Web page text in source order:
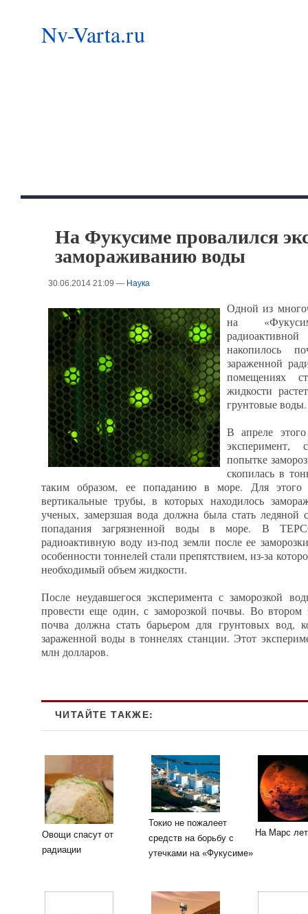
Nv-Varta.ru
На Фукусиме провалился
замораживанию воды
30.06.2014 21:09 — Наука
Одной из
на
накопилось
зараженной
помещениях
жидкости
грунтовые воды.
В апреле
эксперимент,
попытке
скопилась в
таким образом, ее попаданию в море. Для этого
вертикальные трубы, в которых находилось
ученых, замерзшая вода должна была стать ледяной
попадания загрязненной воды в море. В
радиоактивную воду из-под земли после ее
особенности тоннелей стали препятствием, из-за
необходимый объем жидкости.
После неудавшегося эксперимента с заморозкой
провести еще один, с заморозкой почвы. Во втором
почва должна стать барьером для грунтовых вод,
зараженной воды в тоннелях станции. Этот
млн долларов.
ЧИТАЙТЕ ТАКЖЕ:
Овощи спасут от
радиации
Токио не пожалеет
средств на борьбу с
утечками на «Фукусиме»
На Марс